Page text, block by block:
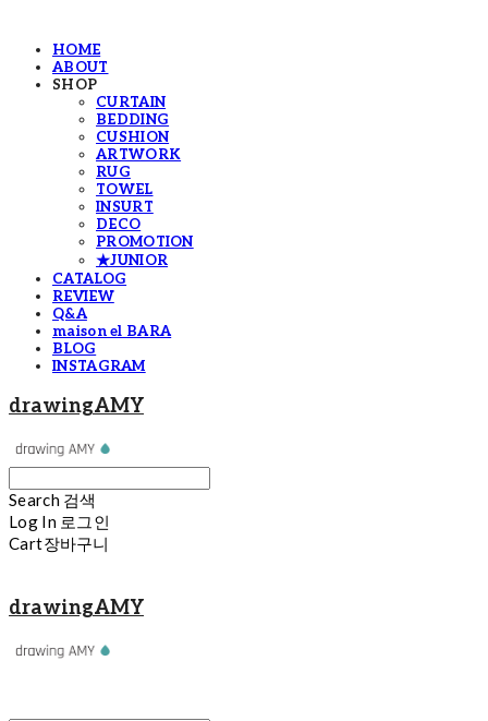
HOME
ABOUT
SHOP
CURTAIN
BEDDING
CUSHION
ARTWORK
RUG
TOWEL
INSURT
DECO
PROMOTION
★JUNIOR
CATALOG
REVIEW
Q&A
maison el BARA
BLOG
INSTAGRAM
drawingAMY
Search 검색
Log In 로그인
Cart장바구니
drawingAMY